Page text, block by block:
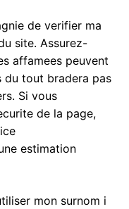
de verifier ma
site. Assurez-
affamees peuvent
du tout bradera pas
Si vous
de la page,
estimation
mon surnom i